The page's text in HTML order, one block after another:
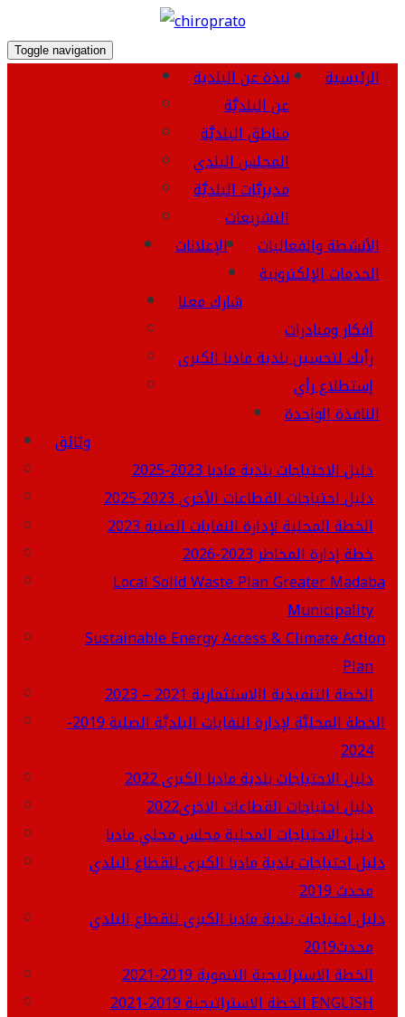
Toggle navigation
الرئيسية
نبذة عن البلدية
عن البلديَّة
مناطق البلديَّة
المجلس البلدي
مديريَّات البلديَّة
التشريعات
الأنشطة والفعاليات
الإعلانات
الخدمات الإلكترونية
شارك معنا
أفكار ومبادرات
رأيك لتحسين بلدية مادبا الكبرى
إستطلاع رأي
النافذة الواحدة
وثائق
دليل الاحتياجات بلدية مادبا 2023-2025
دليل احتياجات القطاعات الأخرى 2023-2025
الخطة المحلية لإدارة النفايات الصلبة 2023
خطة إدارة المخاطر 2023-2026
Local Solid Waste Plan Greater Madaba
Municipality
Sustainable Energy Access & Climate Action
Plan
الخطة التنفيذية االاستثمارية 2021 – 2023
الخطة المحليَّة لإدارة النفايات البلديَّة الصلبة 2019-
2024
دليل الاحتياجات بلدية مادبا الكبرى 2022
دليل احتياجات القطاعات الاخرى2022
دليل الاحتياجات المحلية مجلس محلي مادبا
دليل احتياجات بلدية مادبا الكبرى للقطاع البلدي
محدث 2019
دليل احتياجات بلدية مادبا الكبرى للقطاع البلدي
محدث2019
الخطة الاستراتيجية التنموية 2019-2021
الخطة الاستراتيجية 2019-2021 ENGLISH